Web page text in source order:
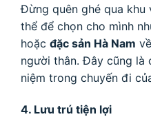
Đừng quên ghé qua khu
thể để chọn cho mình
hoặc đặc sản Hà Nam
người thân. Đây cũng là
niệm trong chuyến đi
4. Lưu trú tiện lợi